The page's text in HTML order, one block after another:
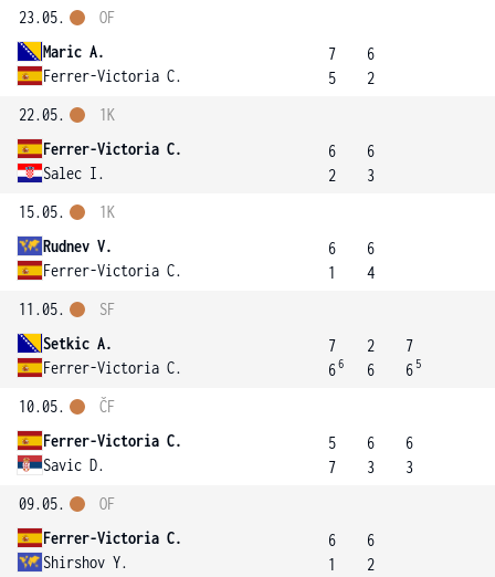
23.05.
Maric A.
Ferrer-Victoria C.
OF
7
5
6
2
22.05.
Ferrer-Victoria C.
Salec I.
1K
6
2
6
3
15.05.
Rudnev V.
Ferrer-Victoria C.
1K
6
1
6
4
11.05.
Setkic A.
Ferrer-Victoria C.
SF
7
66
2
6
7
6 5
10.05.
Ferrer-Victoria C.
Savic D.
ČF
5
7
6
3
6
3
09.05.
Ferrer-Victoria C.
Shirshov Y.
OF
6
1
6
2